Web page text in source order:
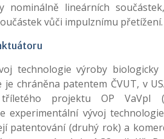
nominálně lineárních
vůči impulznímu přetížení.
technologie výroby biologicky
chráněna patentem ČVUT, v
projektu OP VaVpI
experimentální vývoj
patentování (druhý rok) a